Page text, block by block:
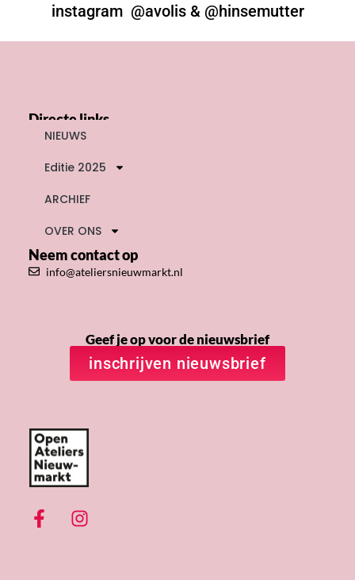
instagram @avolis & @hinsemutter
Directe links
NIEUWS
Editie 2025
ARCHIEF
OVER ONS
Neem contact op
info@ateliersnieuwmarkt.nl
Geef je op voor de nieuwsbrief
inschrijven nieuwsbrief